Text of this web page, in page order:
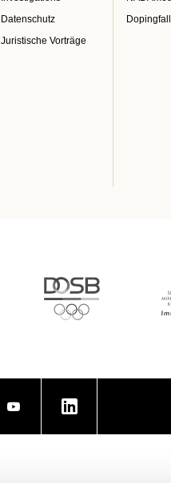
Datenschutz
Juristische Vorträge
Youtube LinkedIn